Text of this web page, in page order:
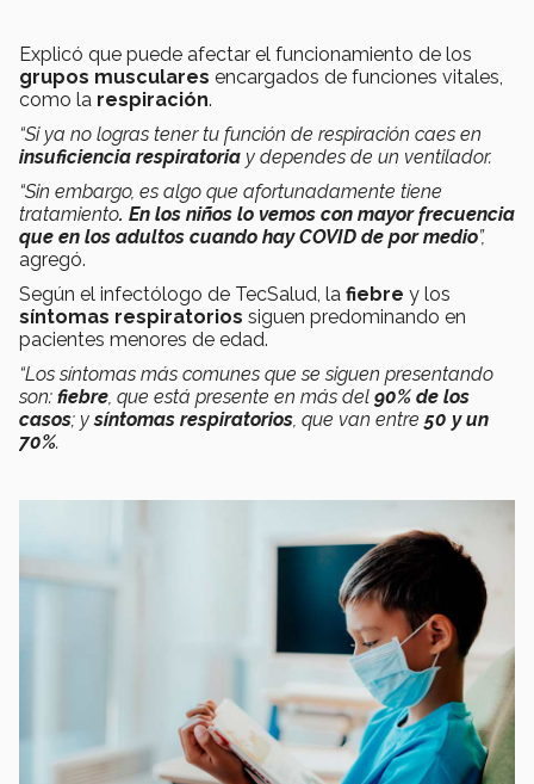
Explicó que puede afectar el funcionamiento de los
grupos musculares encargados de funciones vitales,
como la respiración.
“Si ya no logras tener tu función de respiración caes en
insuficiencia respiratoria y dependes de un ventilador.
“Sin embargo, es algo que afortunadamente tiene
tratamiento. En los niños lo vemos con mayor frecuencia
que en los adultos cuando hay COVID de por medio”,
agregó.
Según el infectólogo de TecSalud, la fiebre y los
síntomas respiratorios siguen predominando en
pacientes menores de edad.
“Los síntomas más comunes que se siguen presentando
son: fiebre , que está presente en más del 90% de los
casos; ysíntomas respiratorios , que van entre 50 y un
70%.